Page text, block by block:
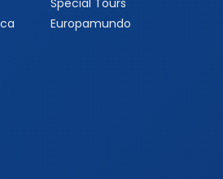
Special Tours
Europamundo